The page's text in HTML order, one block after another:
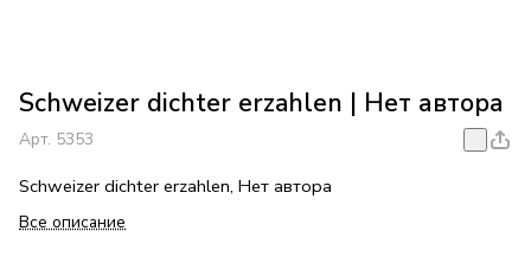
Schweizer dichter erzahlen | Нет автора
Арт. 5353
Schweizer dichter erzahlen, Нет автора
Все описание